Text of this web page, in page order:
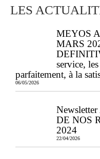
LES
MEYOS
MARS
service,
parfaitement, à la
06/05/2026
DE NOS
2024
22/04/2026